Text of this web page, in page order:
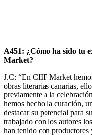
A451: ¿Cómo ha sido tu
Market?
J.C: “En CIIF Market
obras literarias canarias,
previamente a la
hemos hecho la curación,
destacar su potencial para
trabajado con los autores los
han tenido con productores